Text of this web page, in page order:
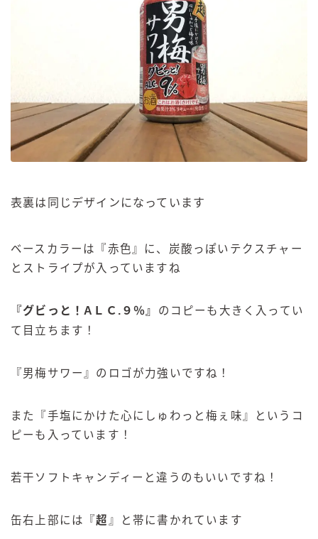
表裏は同じデザインになっています
ベースカラーは『赤色』に、炭酸っぽいテクスチャー
とストライプが入っていますね
『グビっと！AＬＣ.９％ 』 のコピーも大きく入ってい
て目立ちます！
『男梅サワー』のロゴが力強いですね！
また『手塩にかけた心にしゅわっと梅ぇ味』というコ
ピーも入っています！
若干ソフトキャンディーと違うのもいいですね！
缶右上部には『超 』と帯に書かれています